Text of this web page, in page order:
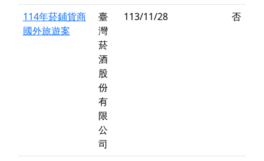
114年菸鋪貨商
國外旅遊案
臺
灣
菸
酒
股
份
有
限
公
司
113/11/28 否